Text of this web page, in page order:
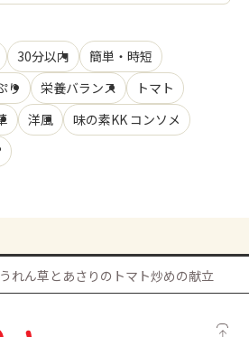
30分以内
簡単・時短
り
栄養バランス
トマト
洋風
味の素KK コンソメ
れん草とあさりのトマト炒めの献立